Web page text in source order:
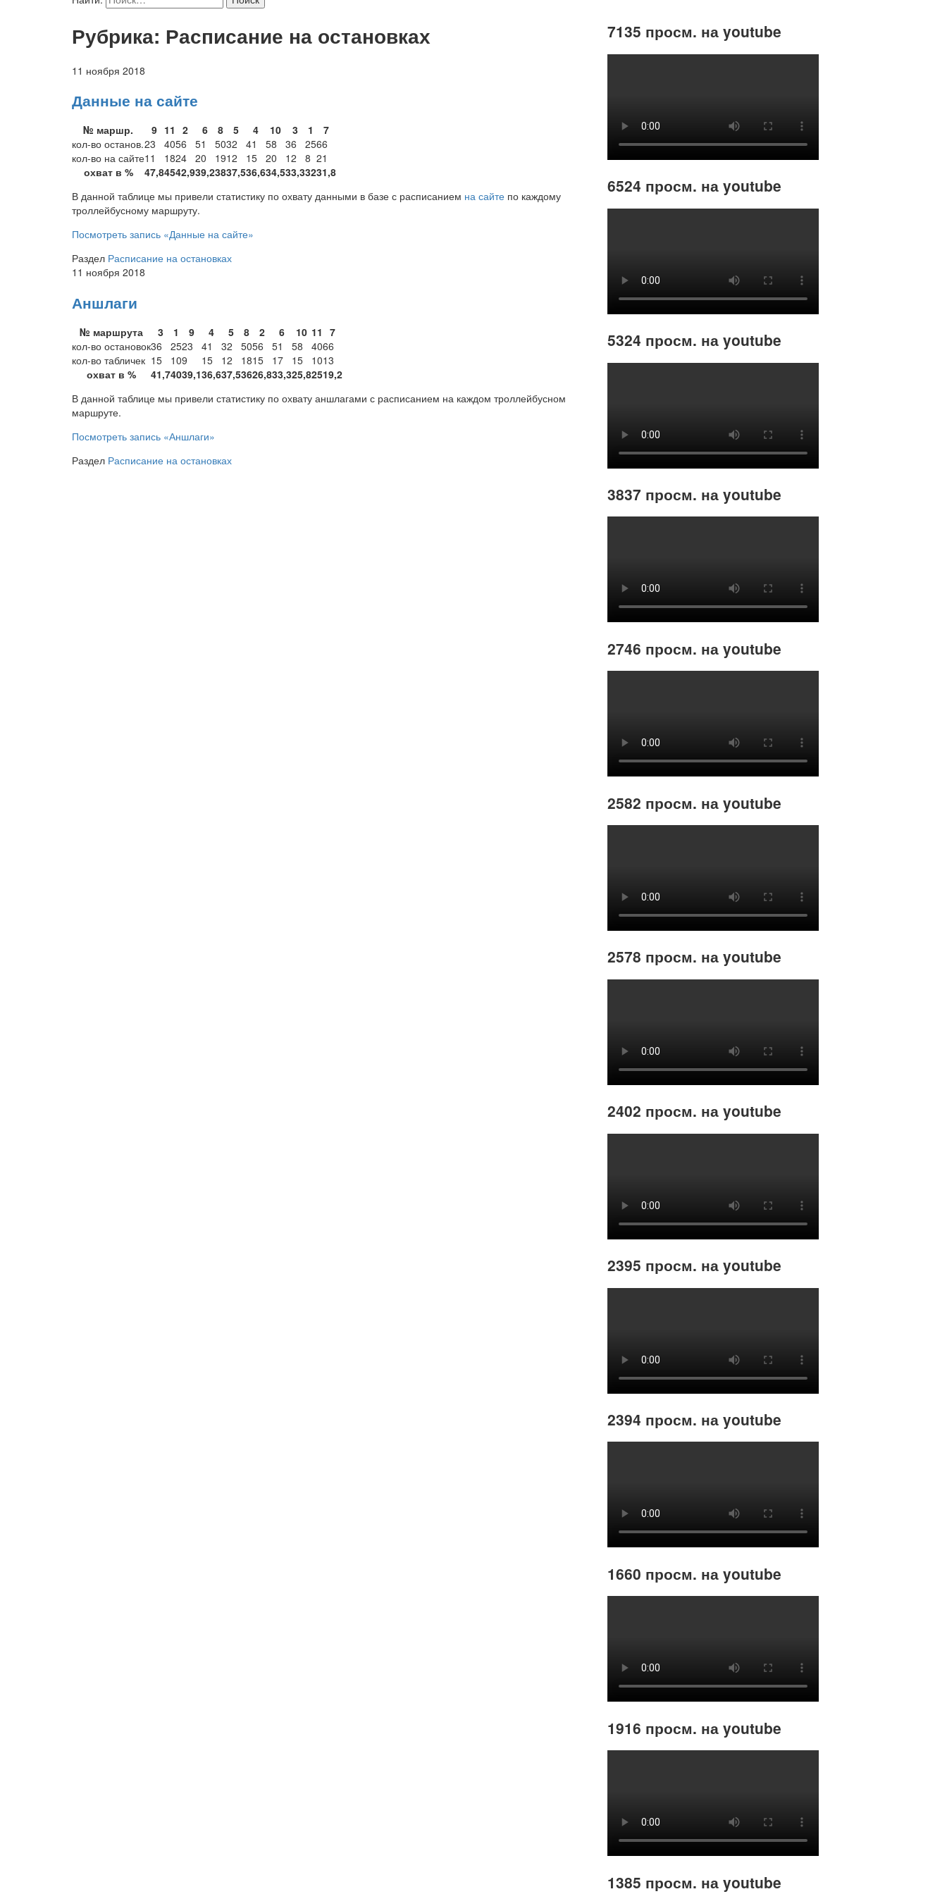
Рубрика: Расписание на остановках
11 ноября 2018
Данные на сайте
№ маршр. 9 11 2 6 8 5 4 10 3 1 7
охват в % 47,84542,939,23837,536,634,533,33231,8
кол-во останов.23 4056 51 5032 41 58 36 2566
кол-во на сайте11 1824 20 1912 15 20 12 8 21
В данной таблице мы привели статистику по охвату данными в базе с расписанием на сайте по каждому
троллейбусному маршруту.
Посмотреть запись «Данные на сайте»
Раздел Расписание на остановках
11 ноября 2018
Аншлаги
№ маршрута 3 1 9 4 5 8 2 6 10 11 7
охват в % 41,74039,136,637,53626,833,325,82519,2
кол-во остановок36 2523 41 32 5056 51 58 4066
кол-во табличек 15 109 15 12 1815 17 15 1013
В данной таблице мы привели статистику по охвату аншлагами с расписанием на каждом троллейбусном
маршруте.
Посмотреть запись «Аншлаги»
Раздел Расписание на остановках
7135 просм. на youtube
6524 просм. на youtube
5324 просм. на youtube
3837 просм. на youtube
2746 просм. на youtube
2582 просм. на youtube
2578 просм. на youtube
2402 просм. на youtube
2395 просм. на youtube
2394 просм. на youtube
1660 просм. на youtube
1916 просм. на youtube
1385 просм. на youtube